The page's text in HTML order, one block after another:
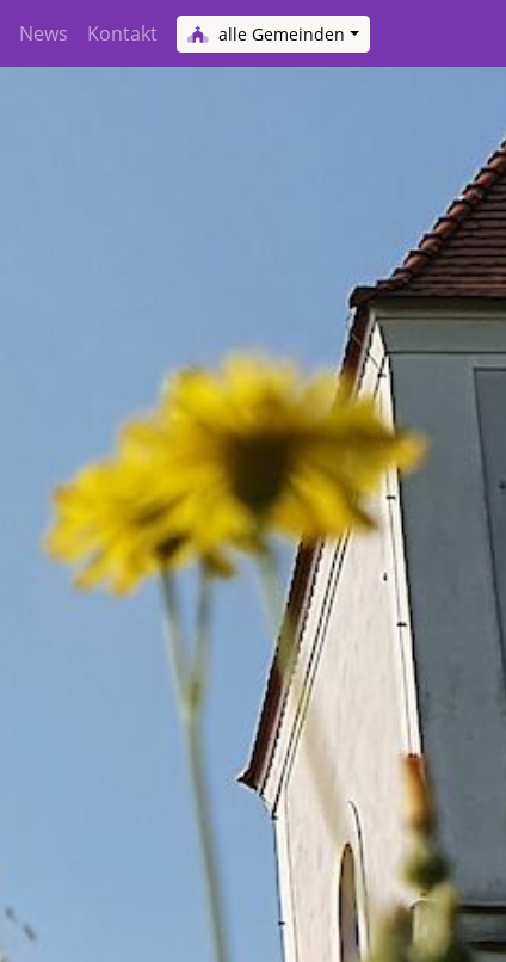
News Kontakt alle Gemeinden